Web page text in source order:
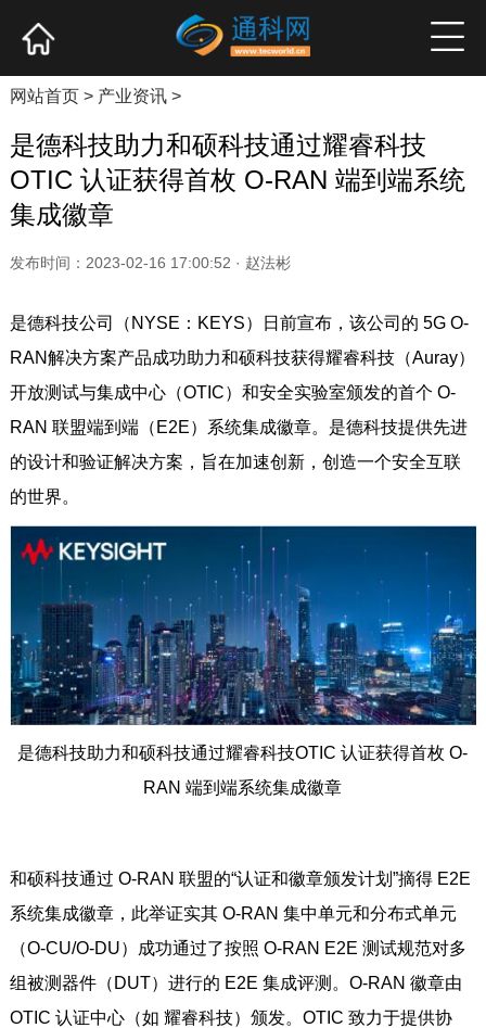
产业资讯 企业新品 高端访谈
网站首页> 产业资讯>
是德科技助力和硕科技通过耀睿科技
OTIC 认证获得首枚 O-RAN 端到端系统
集成徽章
发布时间：2023-02-16 17:00:52 · 赵法彬
是德科技公司（NYSE：KEYS）日前宣布，该公司的 5G O-
RAN解决方案产品成功助力和硕科技获得耀睿科技（Auray）
开放测试与集成中心（OTIC）和安全实验室颁发的首个 O-
RAN 联盟端到端（E2E）系统集成徽章。是德科技提供先进
的设计和验证解决方案，旨在加速创新，创造一个安全互联
的世界。
是德科技助力和硕科技通过耀睿科技OTIC 认证获得首枚 O-
RAN 端到端系统集成徽章
和硕科技通过 O-RAN 联盟的“认证和徽章颁发计划”摘得 E2E
系统集成徽章，此举证实其 O-RAN 集中单元和分布式单元
（O-CU/O-DU）成功通过了按照 O-RAN E2E 测试规范对多
组被测器件（DUT）进行的 E2E 集成评测。O-RAN 徽章由
OTIC 认证中心（如 耀睿科技）颁发。OTIC 致力于提供协